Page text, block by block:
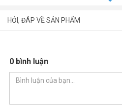
làm bài
Phù hợp cho quá trình tự học,
2. Chinh phục bộ đề thi vào 10
Gồm 15 đề luyện bám sát cấu trúc
Bao quát đầy đủ các kỹ
HỎI, ĐÁP VỀ SẢN PHẨM
0 bình luận